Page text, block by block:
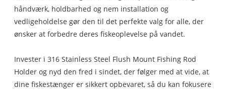
håndværk, holdbarhed og nem installation og
vedligeholdelse gør den til det perfekte valg for alle, der
ønsker at forbedre deres fiskeoplevelse på vandet.
Invester i 316 Stainless Steel Flush Mount Fishing Rod
Holder og nyd den fred i sindet, der følger med at vide, at
dine fiskestænger er sikkert opbevaret, så du kan fokusere